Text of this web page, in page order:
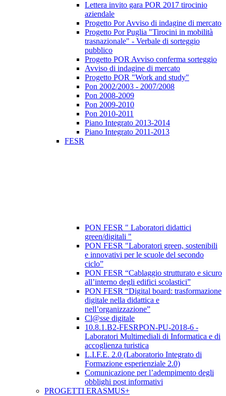
Lettera invito gara POR 2017 tirocinio
aziendale
Progetto Por Avviso di indagine di mercato
Progetto Por Puglia "Tirocini in mobilità
trasnazionale" - Verbale di sorteggio
pubblico
Progetto POR Avviso conferma sorteggio
Avviso di indagine di mercato
Progetto POR "Work and study"
Pon 2002/2003 - 2007/2008
Pon 2008-2009
Pon 2009-2010
Pon 2010-2011
Piano Integrato 2013-2014
Piano Integrato 2011-2013
FESR
PON FESR " Laboratori didattici
green/digitali "
PON FESR "Laboratori green, sostenibili
e innovativi per le scuole del secondo
ciclo”
PON FESR “Cablaggio strutturato e sicuro
all’interno degli edifici scolastici”
PON FESR “Digital board: trasformazione
digitale nella didattica e
nell’organizzazione”
Cl@sse digitale
10.8.1.B2-FESRPON-PU-2018-6 -
Laboratori Multimediali di Informatica e di
accoglienza turistica
L.I.F.E. 2.0 (Laboratorio Integrato di
Formazione esperienziale 2.0)
Comunicazione per l’adempimento degli
obblighi post informativi
PROGETTI ERASMUS+